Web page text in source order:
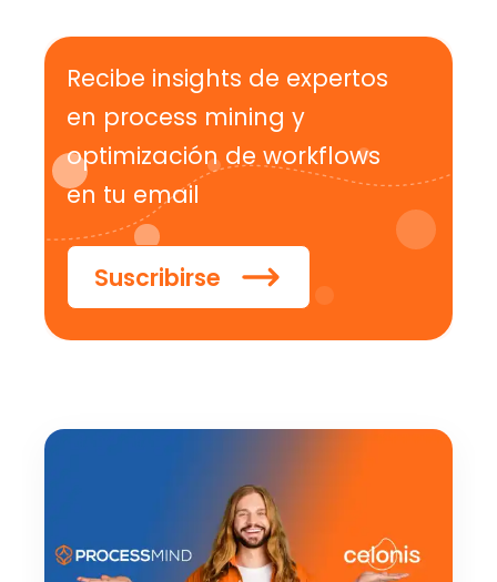
Recibe insights de expertos
en process mining y
optimización de workflows
en tu email
Suscribirse